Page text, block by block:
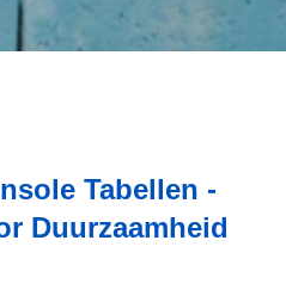
Tabellen -
Duurzaamheid